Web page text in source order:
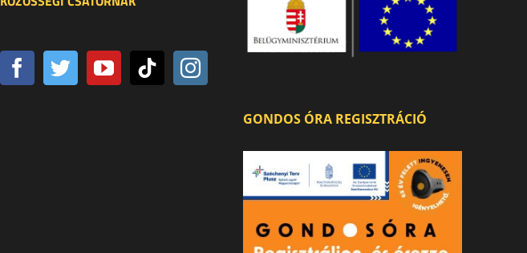
GONDOS ÓRA REGISZTRÁCIÓ